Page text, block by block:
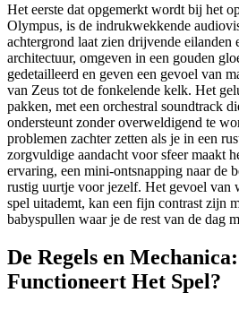
Het eerste dat opgemerkt wordt bij het
Olympus, is de indrukwekkende
achtergrond laat zien drijvende eilanden
architectuur, omgeven in een gouden
gedetailleerd en geven een gevoel van
van Zeus tot de fonkelende kelk. Het
pakken, met een orchestral soundtrack
ondersteunt zonder overweldigend te
problemen zachter zetten als je in een
zorgvuldige aandacht voor sfeer maakt
ervaring, een mini-ontsnapping naar de
rustig uurtje voor jezelf. Het gevoel van
spel uitademt, kan een fijn contrast zijn
babyspullen waar je de rest van de dag
De Regels en
Functioneert Het Spel?